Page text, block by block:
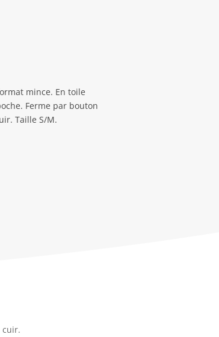
mince. En toile
Ferme par bouton
Taille S/M.
cuir.